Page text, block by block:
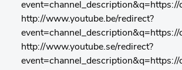
http://www.youtube.be/redirect?
http://www.youtube.se/redirect?